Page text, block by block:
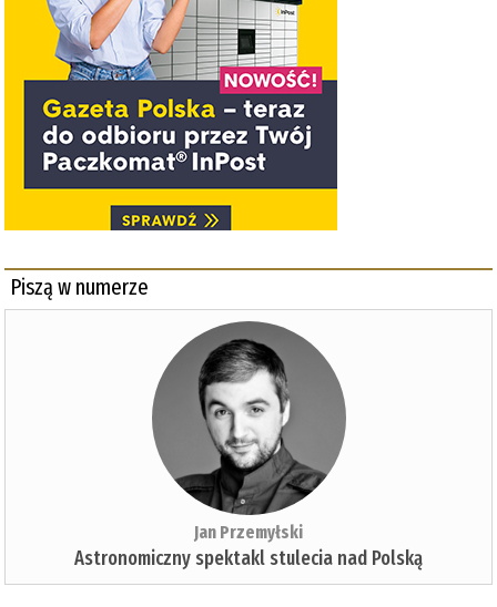
Piszą w numerze
Jan Przemyłski
Astronomiczny spektakl stulecia nad Polską